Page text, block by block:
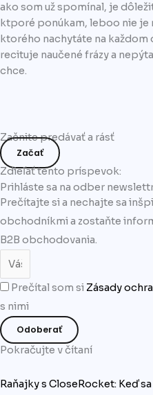
ako som už spomínal, je
ktporé ponúkam, leboo nie
ktorého nachytáte na
recituje naučené frázy a
chce.
Začnite predávať a rásť
Začať
Zdieľať tento príspevok:
Prihláste sa na odber
Prečítajte si a nechajte sa
obchodníkmi a zostaňte
B2B obchodovania.
Prečítal som si Zásady
s nimi
Odoberať
Pokračujte v čítaní
Raňajky s CloseRocket: Keď